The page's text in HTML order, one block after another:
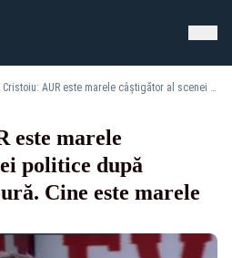
Ion Cristoiu: AUR este marele câștigător al scenei politice după moțiunea de cenzură. Cine este marele perdant
este marele
politice după
Cine este marele